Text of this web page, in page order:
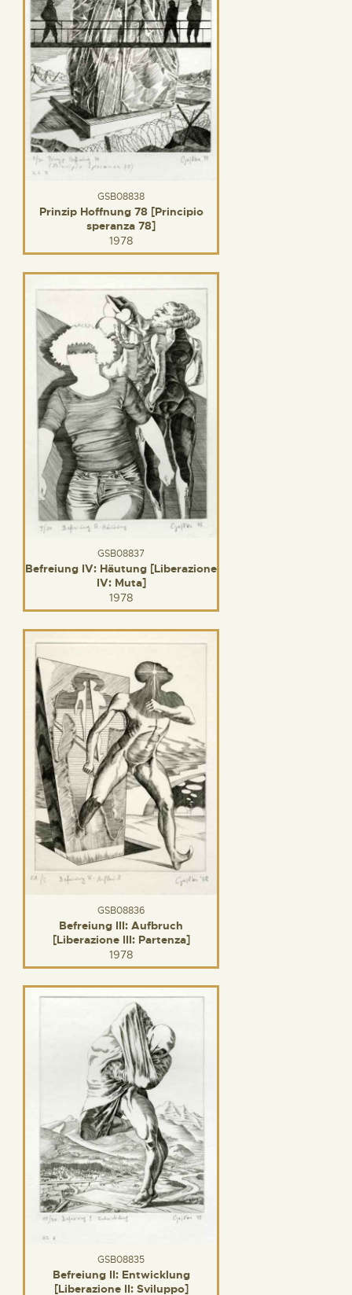
GSB08838
Prinzip Hoffnung 78 [Principio
speranza 78]
1978
GSB08837
Befreiung IV: Häutung [Liberazione
IV: Muta]
1978
GSB08836
Befreiung III: Aufbruch
[Liberazione III: Partenza]
1978
GSB08835
Befreiung II: Entwicklung
[Liberazione II: Sviluppo]